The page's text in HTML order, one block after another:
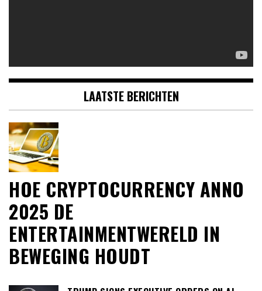
LAATSTE BERICHTEN
HOE CRYPTOCURRENCY ANNO
2025 DE
ENTERTAINMENTWERELD IN
BEWEGING HOUDT